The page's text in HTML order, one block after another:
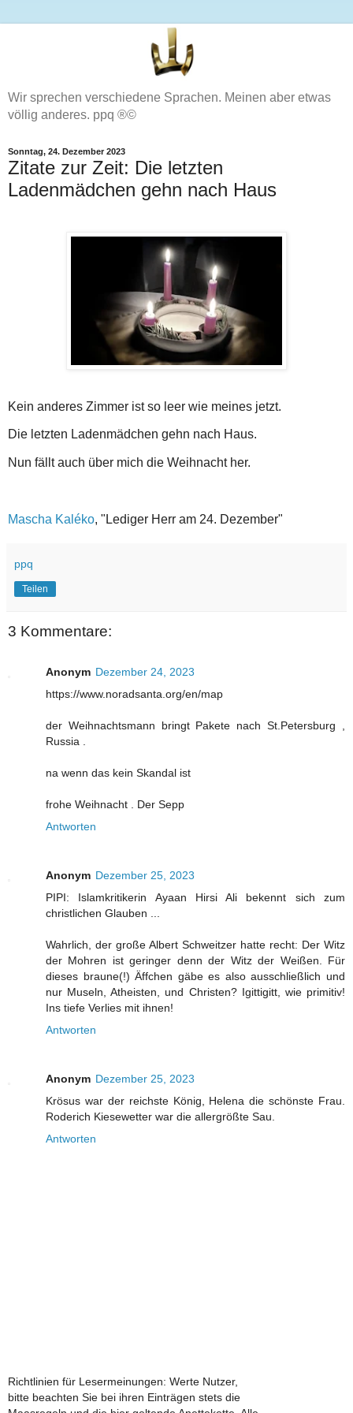
Wir sprechen verschiedene Sprachen. Meinen aber etwas
völlig anderes. ppq ®©
Sonntag, 24. Dezember 2023
Zitate zur Zeit: Die letzten
Ladenmädchen gehn nach Haus
Kein anderes Zimmer ist so leer wie meines jetzt.
Die letzten Ladenmädchen gehn nach Haus.
Nun fällt auch über mich die Weihnacht her.
Mascha Kaléko, "Lediger Herr am 24. Dezember"
ppq
Teilen
3 Kommentare:
Anonym Dezember 24, 2023
https://www.noradsanta.org/en/map
der Weihnachtsmann bringt Pakete nach St.Petersburg ,
Russia .
na wenn das kein Skandal ist
frohe Weihnacht . Der Sepp
Antworten
Anonym Dezember 25, 2023
PIPI: Islamkritikerin Ayaan Hirsi Ali bekennt sich zum
christlichen Glauben ...
Wahrlich, der große Albert Schweitzer hatte recht: Der Witz
der Mohren ist geringer denn der Witz der Weißen. Für
dieses braune(!) Äffchen gäbe es also ausschließlich und
nur Museln, Atheisten, und Christen? Igittigitt, wie primitiv!
Ins tiefe Verlies mit ihnen!
Antworten
Anonym Dezember 25, 2023
Krösus war der reichste König, Helena die schönste Frau.
Roderich Kiesewetter war die allergrößte Sau.
Antworten
Richtlinien für Lesermeinungen: Werte Nutzer,
bitte beachten Sie bei ihren Einträgen stets die